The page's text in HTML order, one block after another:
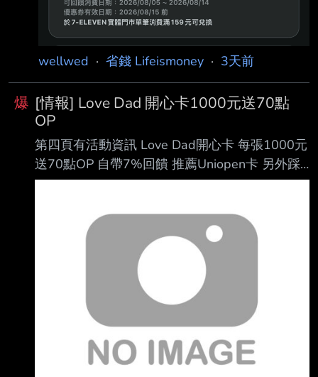
兌換，回饋率逾30%。 一卡通 iPASS MONEY
持續擴大信用卡支付應用場景，目前4大超商已
可綁定聯邦、玉山信 用卡及王道Debit卡付款，
7-ELEVEN另外也可綁定中國信託信用卡付款。
為歡慶多元支付服務擴增，一卡通公司自8月5日
起祭
wellwed · 省錢 Lifeismoney · 3天前
爆 [情報] Love Dad 開心卡1000元送70點
OP
第四頁有活動資訊 Love Dad開心卡 每張1000元
送70點OP 自帶7%回饋 推薦Uniopen卡 另外踩4
點 這樣有7%+7% 如果icashPay 4%還沒額滿 則
5% 匯豐直刷4.88% 玉山Unicard icashPay 3.5%
～4.5% 大戶直刷 3.5% 另外很多人不喜歡OP點
尤其現在隔壁棚唯讀預備中 沒有地方賣掉 OP點
推薦拿去繳卡費 就不會擔心去處了
https://i.verb.tw/XzPizh6l.jpg -